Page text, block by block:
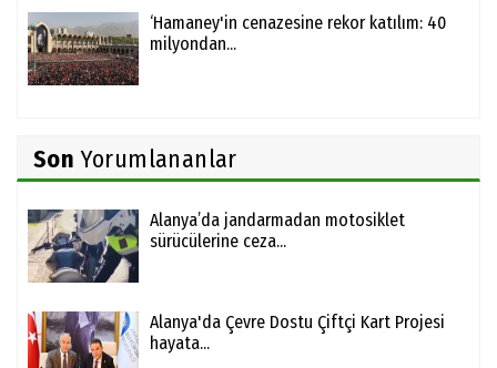
‘Hamaney'in cenazesine rekor katılım: 40
milyondan...
Son Yorumlananlar
Alanya’da jandarmadan motosiklet
sürücülerine ceza...
Alanya'da Çevre Dostu Çiftçi Kart Projesi
hayata...